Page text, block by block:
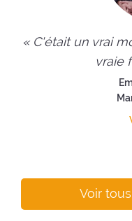
« C'était un vrai
vraie
Voir